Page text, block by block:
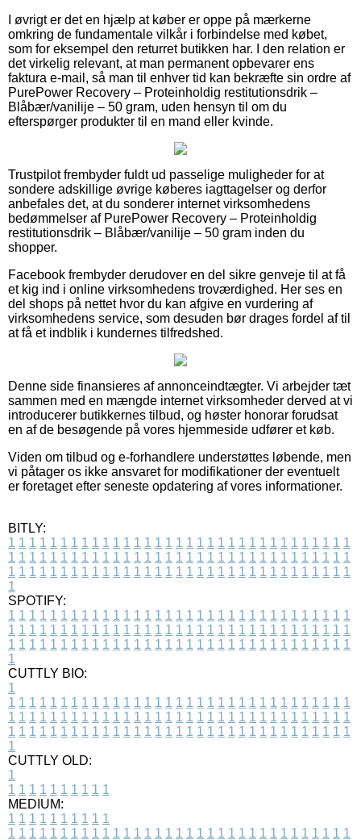
I øvrigt er det en hjælp at køber er oppe på mærkerne
omkring de fundamentale vilkår i forbindelse med købet,
som for eksempel den returret butikken har. I den relation er
det virkelig relevant, at man permanent opbevarer ens
faktura e-mail, så man til enhver tid kan bekræfte sin ordre af
PurePower Recovery – Proteinholdig restitutionsdrik –
Blåbær/vanilije – 50 gram, uden hensyn til om du
efterspørger produkter til en mand eller kvinde.
Trustpilot frembyder fuldt ud passelige muligheder for at
sondere adskillige øvrige køberes iagttagelser og derfor
anbefales det, at du sonderer internet virksomhedens
bedømmelser af PurePower Recovery – Proteinholdig
restitutionsdrik – Blåbær/vanilije – 50 gram inden du
shopper.
Facebook frembyder derudover en del sikre genveje til at få
et kig ind i online virksomhedens troværdighed. Her ses en
del shops på nettet hvor du kan afgive en vurdering af
virksomhedens service, som desuden bør drages fordel af til
at få et indblik i kundernes tilfredshed.
Denne side finansieres af annonceindtægter. Vi arbejder tæt
sammen med en mængde internet virksomheder derved at vi
introducerer butikkernes tilbud, og høster honorar forudsat
en af de besøgende på vores hjemmeside udfører et køb.
Viden om tilbud og e-forhandlere understøttes løbende, men
vi påtager os ikke ansvaret for modifikationer der eventuelt
er foretaget efter seneste opdatering af vores informationer.
BITLY:
1 1 1 1 1 1 1 1 1 1 1 1 1 1 1 1 1 1 1 1 1 1 1 1 1 1 1 1 1 1 1 1 1
1 1 1 1 1 1 1 1 1 1 1 1 1 1 1 1 1 1 1 1 1 1 1 1 1 1 1 1 1 1 1 1 1
1 1 1 1 1 1 1 1 1 1 1 1 1 1 1 1 1 1 1 1 1 1 1 1 1 1 1 1 1 1 1 1 1
1
SPOTIFY:
1 1 1 1 1 1 1 1 1 1 1 1 1 1 1 1 1 1 1 1 1 1 1 1 1 1 1 1 1 1 1 1 1
1 1 1 1 1 1 1 1 1 1 1 1 1 1 1 1 1 1 1 1 1 1 1 1 1 1 1 1 1 1 1 1 1
1 1 1 1 1 1 1 1 1 1 1 1 1 1 1 1 1 1 1 1 1 1 1 1 1 1 1 1 1 1 1 1 1
1
CUTTLY BIO:
1
1 1 1 1 1 1 1 1 1 1 1 1 1 1 1 1 1 1 1 1 1 1 1 1 1 1 1 1 1 1 1 1 1
1 1 1 1 1 1 1 1 1 1 1 1 1 1 1 1 1 1 1 1 1 1 1 1 1 1 1 1 1 1 1 1 1
1 1 1 1 1 1 1 1 1 1 1 1 1 1 1 1 1 1 1 1 1 1 1 1 1 1 1 1 1 1 1 1 1
1
CUTTLY OLD:
1
1 1 1 1 1 1 1 1 1 1
MEDIUM:
1 1 1 1 1 1 1 1 1 1
1 1 1 1 1 1 1 1 1 1 1 1 1 1 1 1 1 1 1 1 1 1 1 1 1 1 1 1 1 1 1 1 1